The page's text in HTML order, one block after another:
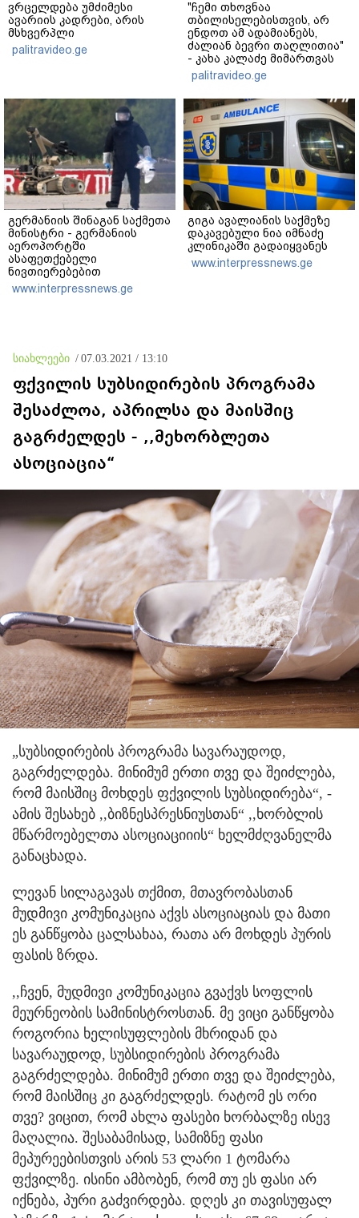
ვრცელდება უმძიმესი
ავარიის კადრები, არის
მსხვერპლი
palitravideo.ge
"ჩემი თხოვნაა
თბილისელებისთვის, არ
ენდოთ ამ ადამიანებს,
ძალიან ბევრი თაღლითია"
- კახა კალაძე მიმართვას
ავრცელებს
palitravideo.ge
გერმანიის შინაგან საქმეთა
მინისტრი - გერმანიის
აეროპორტში
ასაფეთქებელი
ნივთიერებებით
დატვირთული დრონის
აღმოჩენა საფრთხის ახალ
www.interpressnews.ge
გიგა ავალიანის საქმეზე
დაკავებული ნია იმნაძე
კლინიკაში გადაიყვანეს
www.interpressnews.ge
სიახლეები / 07.03.2021 / 13:10
ფქვილის სუბსიდირების პროგრამა
შესაძლოა, აპრილსა და მაისშიც
გაგრძელდეს - ,,მეხორბლეთა
ასოციაცია“
„სუბსიდირების პროგრამა სავარაუდოდ,
გაგრძელდება. მინიმუმ ერთი თვე და შეიძლება,
რომ მაისშიც მოხდეს ფქვილის სუბსიდირება“, -
ამის შესახებ ,,ბიზნესპრესნიუსთან“ ,,ხორბლის
მწარმოებელთა ასოციაციიის“ ხელმძღვანელმა
განაცხადა.
ლევან სილაგავას თქმით, მთავრობასთან
მუდმივი კომუნიკაცია აქვს ასოციაციას და მათი
ეს განწყობა ცალსახაა, რათა არ მოხდეს პურის
ფასის ზრდა.
,,ჩვენ, მუდმივი კომუნიკაცია გვაქვს სოფლის
მეურნეობის სამინისტროსთან. მე ვიცი განწყობა
როგორია ხელისუფლების მხრიდან და
სავარაუდოდ, სუბსიდირების პროგრამა
გაგრძელდება. მინიმუმ ერთი თვე და შეიძლება,
რომ მაისშიც კი გაგრძელდეს. რატომ ეს ორი
თვე? ვიცით, რომ ახლა ფასები ხორბალზე ისევ
მაღალია. შესაბამისად, სამიზნე ფასი
მეპურეებისთვის არის 53 ლარი 1 ტომარა
ფქვილზე. ისინი ამბობენ, რომ თუ ეს ფასი არ
იქნება, პური გაძვირდება. დღეს კი თავისუფალ